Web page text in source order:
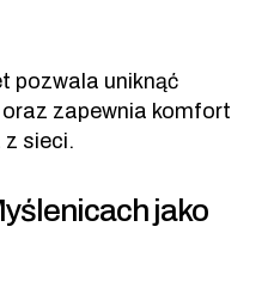
pozwala uniknąć
zapewnia komfort
sieci.
jako